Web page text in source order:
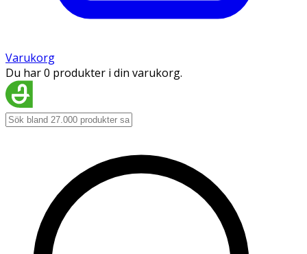
Varukorg
Du har 0 produkter i din varukorg.